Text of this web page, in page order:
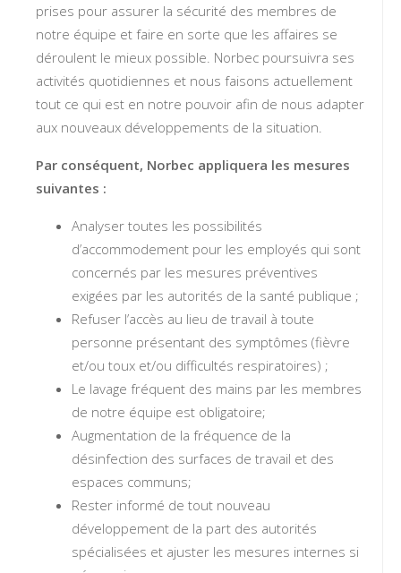
prises pour assurer la sécurité des membres de
notre équipe et faire en sorte que les affaires se
déroulent le mieux possible. Norbec poursuivra ses
activités quotidiennes et nous faisons actuellement
tout ce qui est en notre pouvoir afin de nous adapter
aux nouveaux développements de la situation.
Par conséquent, Norbec appliquera les mesures
suivantes :
Analyser toutes les possibilités
d’accommodement pour les employés qui sont
concernés par les mesures préventives
exigées par les autorités de la santé publique ;
Refuser l’accès au lieu de travail à toute
personne présentant des symptômes (fièvre
et/ou toux et/ou difficultés respiratoires) ;
Le lavage fréquent des mains par les membres
de notre équipe est obligatoire;
Augmentation de la fréquence de la
désinfection des surfaces de travail et des
espaces communs;
Rester informé de tout nouveau
développement de la part des autorités
spécialisées et ajuster les mesures internes si